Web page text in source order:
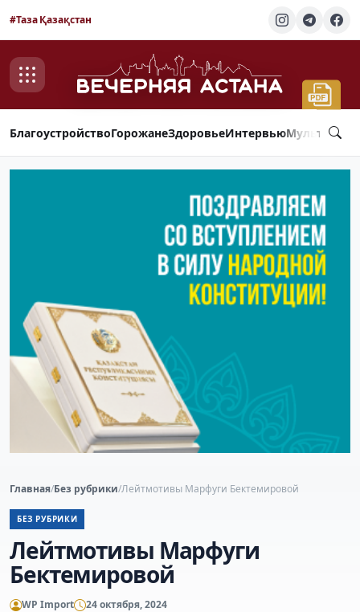
#Таза Қазақстан
БлагоустройствоГорожанеЗдоровьеИнтервью
Главная/Без рубрики/Лейтмотивы Марфуги Бектемировой
БЕЗ РУБРИКИ
Лейтмотивы Марфуги
Бектемировой
WP Import 24 октября, 2024